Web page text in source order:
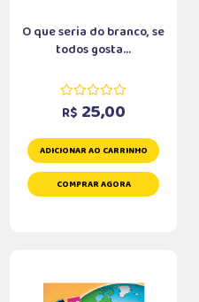
O que seria do branco, se
todos gosta...
R$ 25,00
ADICIONAR AO CARRINHO
COMPRAR AGORA